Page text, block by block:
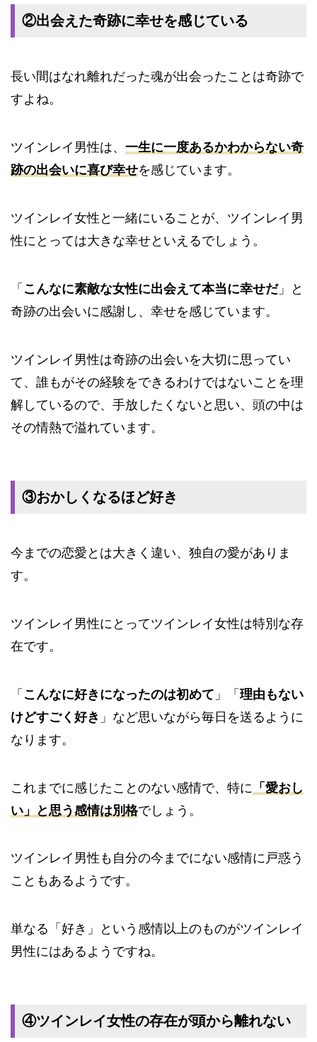
②出会えた奇跡に幸せを感じている
長い間はなれ離れだった魂が出会ったことは奇跡で
すよね。
ツインレイ男性は、 一生に一度あるかわからない奇
跡の出会いに喜び幸せを感じています。
ツインレイ女性と一緒にいることが、ツインレイ男
性にとっては大きな幸せといえるでしょう。
「 こんなに素敵な女性に出会えて本当に幸せだ」と
奇跡の出会いに感謝し、幸せを感じています。
ツインレイ男性は奇跡の出会いを大切に思ってい
て、誰もがその経験をできるわけではないことを理
解しているので、手放したくないと思い、頭の中は
その情熱で溢れています。
③おかしくなるほど好き
今までの恋愛とは大きく違い、独自の愛がありま
す。
ツインレイ男性にとってツインレイ女性は特別な存
在です。
「 こんなに好きになったのは初めて 」「 理由もない
けどすごく好き 」など思いながら毎日を送るように
なります。
これまでに感じたことのない感情で、特に 「愛おし
い」と思う感情は別格でしょう。
ツインレイ男性も自分の今までにない感情に戸惑う
こともあるようです。
単なる「好き」という感情以上のものがツインレイ
男性にはあるようですね。
④ツインレイ女性の存在が頭から離れない